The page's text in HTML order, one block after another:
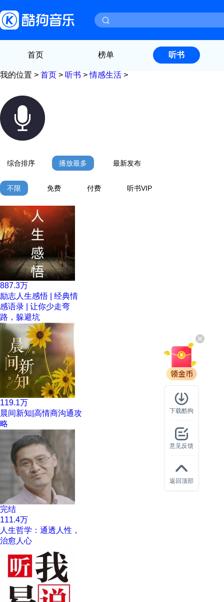
首页 榜单 听书
我的位置 > 首页 > 听书 > 情感生活 >
综合排序 播放最多 最新发布
不限 免费 付费 听书VIP
887.3万
励志人生感悟 | 经典情
感语录 | 让你少走弯
路，躲避坑
119.1万
晨间新知|高情商沟通攻
略
完结
111.4万
人生哲学：通透人性，
治愈人心
下载酷狗
意见反馈
返回顶部